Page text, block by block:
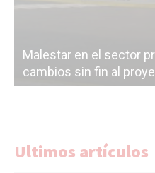
Malestar en el sector
cambios sin fin al
Ultimos artículos